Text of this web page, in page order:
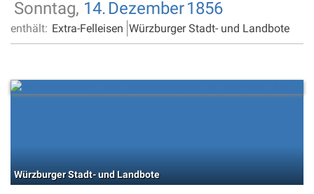
Sonntag, 14. Dezember1856
enthält: Extra-Felleisen Würzburger Stadt- und Landbote
Würzburger Stadt- und Landbote